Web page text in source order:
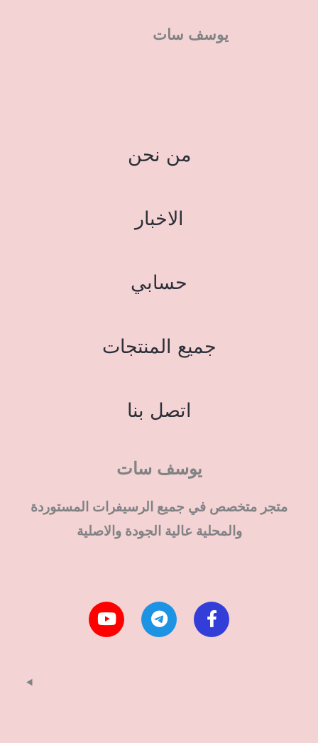
يوسف سات
من نحن
الاخبار
حسابي
جميع المنتجات
اتصل بنا
يوسف سات
متجر متخصص في جميع الرسيفرات المستوردة
والمحلية عالية الجودة والاصلية